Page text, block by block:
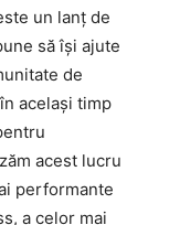
un lanț de
să își ajute
de
același timp
acest lucru
performante
a celor mai